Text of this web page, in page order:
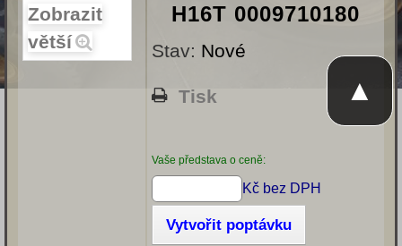
Zobrazit
větší
H16T 0009710180
Stav: Nové
Tisk
Vaše představa o ceně:
Kč bez DPH
Vytvořit poptávku
▲